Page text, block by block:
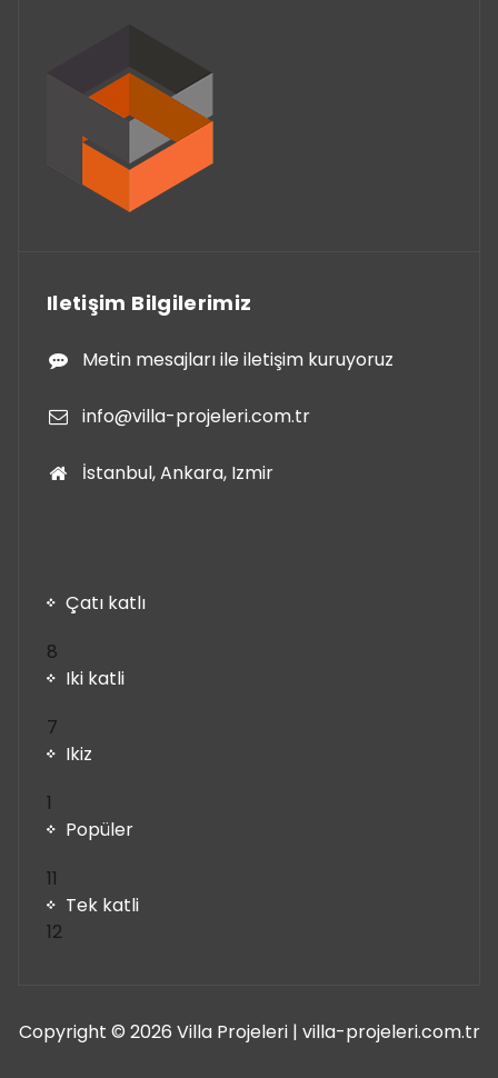
Iletişim Bilgilerimiz
Metin mesajları ile iletişim kuruyoruz
info@villa-projeleri.com.tr
İstanbul, Ankara, Izmir
Çatı katlı
8
ürün
Iki katli
7
ürün
Ikiz
1
ürün
Popüler
11
ürün
Tek katli
1212
Copyright © 2026 Villa Projeleri | villa-projeleri.com.tr